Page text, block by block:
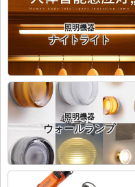
照明機器
ナイトライト
照明機器
ウォールランプ